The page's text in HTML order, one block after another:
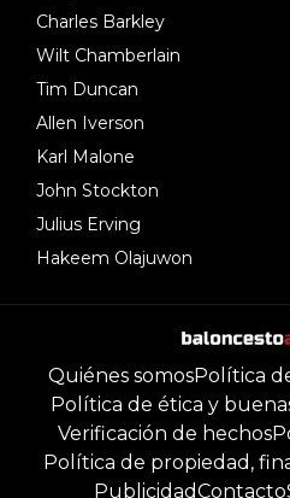
Charles Barkley
Wilt Chamberlain
Tim Duncan
Allen Iverson
Karl Malone
John Stockton
Julius Erving
Hakeem Olajuwon
Quiénes somosPolítica
Política de ética y
Verificación de hechos
Política de propiedad,
PublicidadContacto